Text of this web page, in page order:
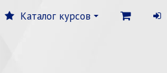
Каталог курсов